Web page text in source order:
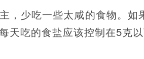
，少吃一些太咸的食物。
天吃的食盐应该控制在5克